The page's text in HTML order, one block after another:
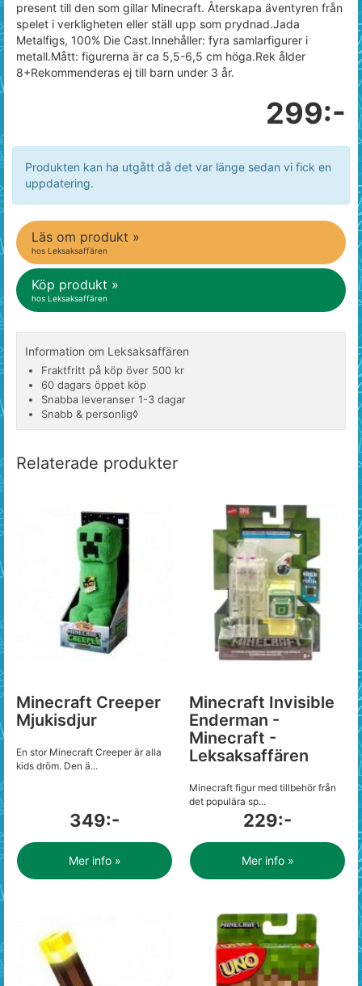
present till den som gillar Minecraft. Återskapa äventyren från
spelet i verkligheten eller ställ upp som prydnad.Jada
Metalfigs, 100% Die Cast.Innehåller: fyra samlarfigurer i
metall.Mått: figurerna är ca 5,5-6,5 cm höga.Rek ålder
8+Rekommenderas ej till barn under 3 år.
299:-
Produkten kan ha utgått då det var länge sedan vi fick en
uppdatering.
Läs om produkt »
hos Leksaksaffären
Köp produkt »
hos Leksaksaffären
Information om Leksaksaffären
Fraktfritt på köp över 500 kr
60 dagars öppet köp
Snabba leveranser 1-3 dagar
Snabb & personlig◊
Relaterade produkter
Minecraft Creeper
Mjukisdjur
En stor Minecraft Creeper är alla
kids dröm. Den ä...
349:-
Mer info »
Minecraft Invisible
Enderman -
Minecraft -
Leksaksaffären
Minecraft figur med tillbehör från
det populära sp...
229:-
Mer info »